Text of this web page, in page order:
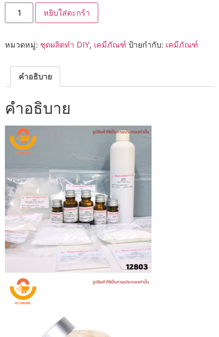
จำนวน
12803
ชุด
ไข่มุก
(เนื้อ
แข็ง)
-
กรัม
ชิ้น
หยิบใส่ตะกร้า
หมวดหมู่: ชุดผลิตทำ DIY, เคมีภัณฑ์ ป้ายกำกับ: เคมีภัณฑ์
คำอธิบาย
คำอธิบาย